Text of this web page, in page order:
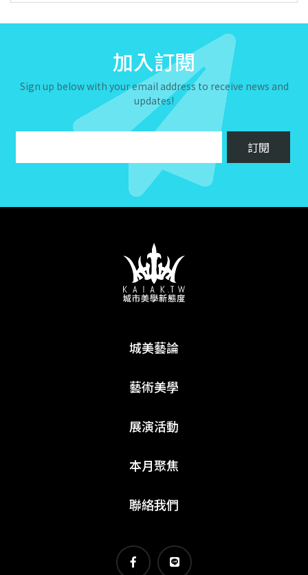
加入訂閱
Sign up below with your email address to receive news and
updates!
城美藝論
藝術美學
展演活動
本月聚焦
聯絡我們